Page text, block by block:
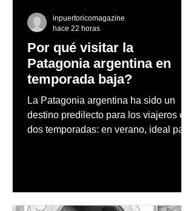
Por qué visitar la
Patagonia argentina en
temporada baja?
La Patagonia argentina ha sido un
destino predilecto para los viajeros en
dos temporadas: en verano, ideal para
inpuertoricomagazine
hace 22 horas